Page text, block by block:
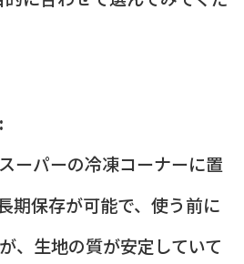
ーパーの冷凍コーナーに置
期保存が可能で、使う前に
、生地の質が安定していて